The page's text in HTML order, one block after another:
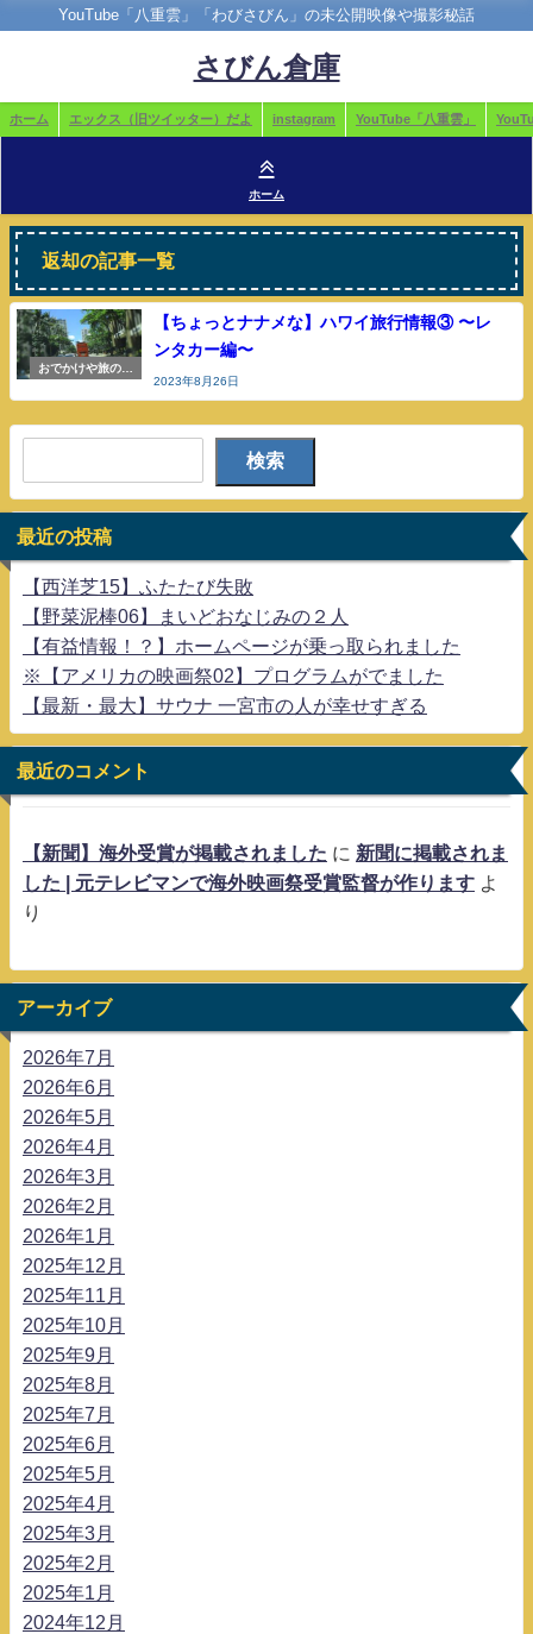
YouTube「八重雲」「わびさびん」の未公開映像や撮影秘話
さびん倉庫
ホーム エックス（旧ツイッター）だよ instagram YouTube「八重雲」
ホーム
返却の記事一覧
おでかけや旅の参
【ちょっとナナメな】ハワイ旅行情報③ 〜レ
ンタカー編〜
2023年8月26日
検索
最近の投稿
【西洋芝15】ふたたび失敗
【野菜泥棒06】まいどおなじみの２人
【有益情報！？】ホームページが乗っ取られました
※【アメリカの映画祭02】プログラムがでました
【最新・最大】サウナ 一宮市の人が幸せすぎる
最近のコメント
【新聞】海外受賞が掲載されました に 新聞に掲載されま
した | 元テレビマンで海外映画祭受賞監督が作ります よ
り
アーカイブ
2026年7月
2026年6月
2026年5月
2026年4月
2026年3月
2026年2月
2026年1月
2025年12月
2025年11月
2025年10月
2025年9月
2025年8月
2025年7月
2025年6月
2025年5月
2025年4月
2025年3月
2025年2月
2025年1月
2024年12月